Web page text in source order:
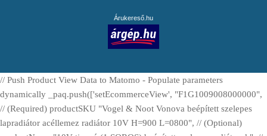
Árukereső.hu
// Push Product View Data to Matomo - Populate parameters
dynamically _paq.push(['setEcommerceView', "F1G1009008000000",
// (Required) productSKU "Vogel & Noot Vonova beépített szelepes
lapradiátor acéllemez radiátor 10V H=900 L=0800", // (Optional)